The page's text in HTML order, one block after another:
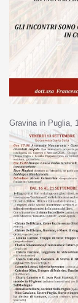
Gravina in Puglia,